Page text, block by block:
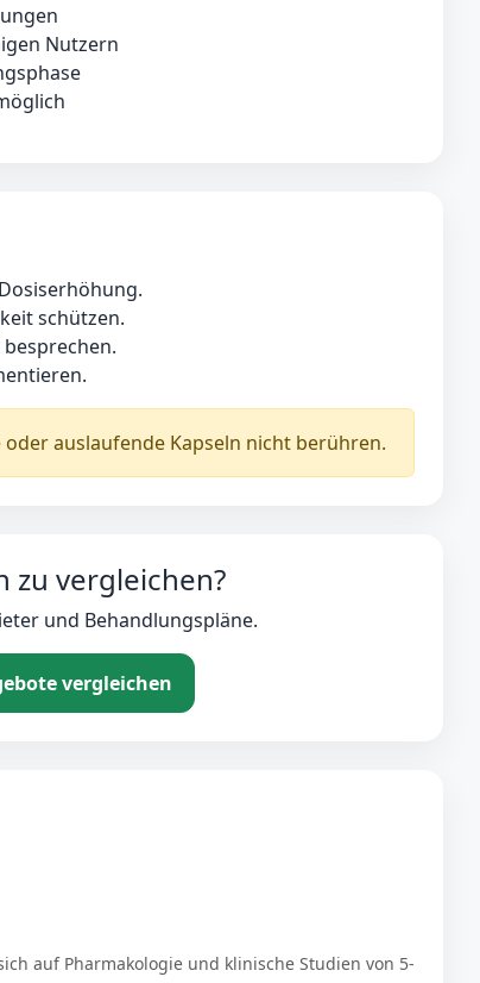
Nutzern
schützen.
auslaufende Kapseln nicht berühren.
zu vergleichen?
und Behandlungspläne.
vergleichen
auf Pharmakologie und klinische Studien von 5-